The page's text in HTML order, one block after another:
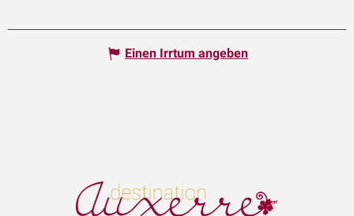
Einen Irrtum angeben